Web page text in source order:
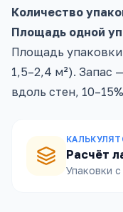
Количество
Площадь одной
Площадь
1,5–2,4 м²). Запас
вдоль стен,
Расчёт
Упаковки